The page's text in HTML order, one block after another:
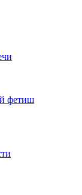
фетиш